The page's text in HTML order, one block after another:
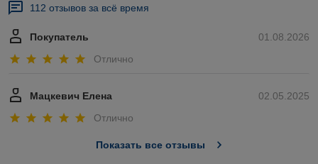
112 отзывов за всё время
01.08.2026
Покупатель
Отлично
02.05.2025
Мацкевич Елена
Отлично
Показать все отзывы